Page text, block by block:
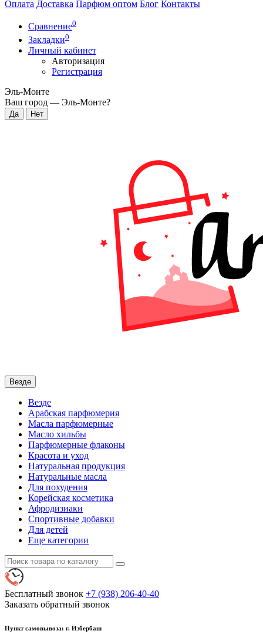
Оплата Доставка Парфюм оптом Блог Контакты
Сравнение0
Закладки0
Личный кабинет
Авторизация
Регистрация
Эль-Монте
Ваш город — Эль-Монте?
Везде
Везде
Арабская парфюмерия
Масла парфюмерные
Масло хильбы
Парфюмерные флаконы
Красота и уход
Натуральная продукция
Натуральные масла
Для похудения
Корейская косметика
Афродизиаки
Спортивные добавки
Для детей
Еще категории
Бесплатный звонок +7 (938) 206-40-40
Заказать обратный звонок
Пункт самовывоза: г. Избербаш